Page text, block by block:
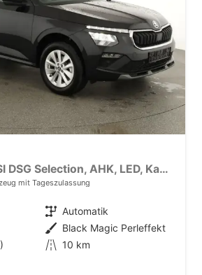
Selection 1.0 TSI DSG Selection, AHK, LED, Kamera, Winter, 16-Zoll, 4 J.-Garantie
mit Tageszulassung
Getriebe Automatik
Außenfarbe Black Magic Perleffekt
Kilometerstand 10 km